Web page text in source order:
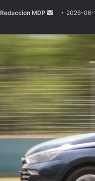
Redaccion MDP
Send
email
2026-06-